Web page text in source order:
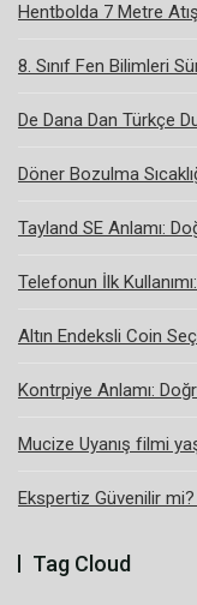
Hentbolda 7 Metre
8. Sınıf Fen Bilimleri
De Dana Dan Türkçe
Döner Bozulma
Tayland SE Anlamı:
Telefonun İlk
Altın Endeksli Coin
Kontrpiye Anlamı:
Mucize Uyanış filmi
Ekspertiz Güvenilir
Tag Cloud